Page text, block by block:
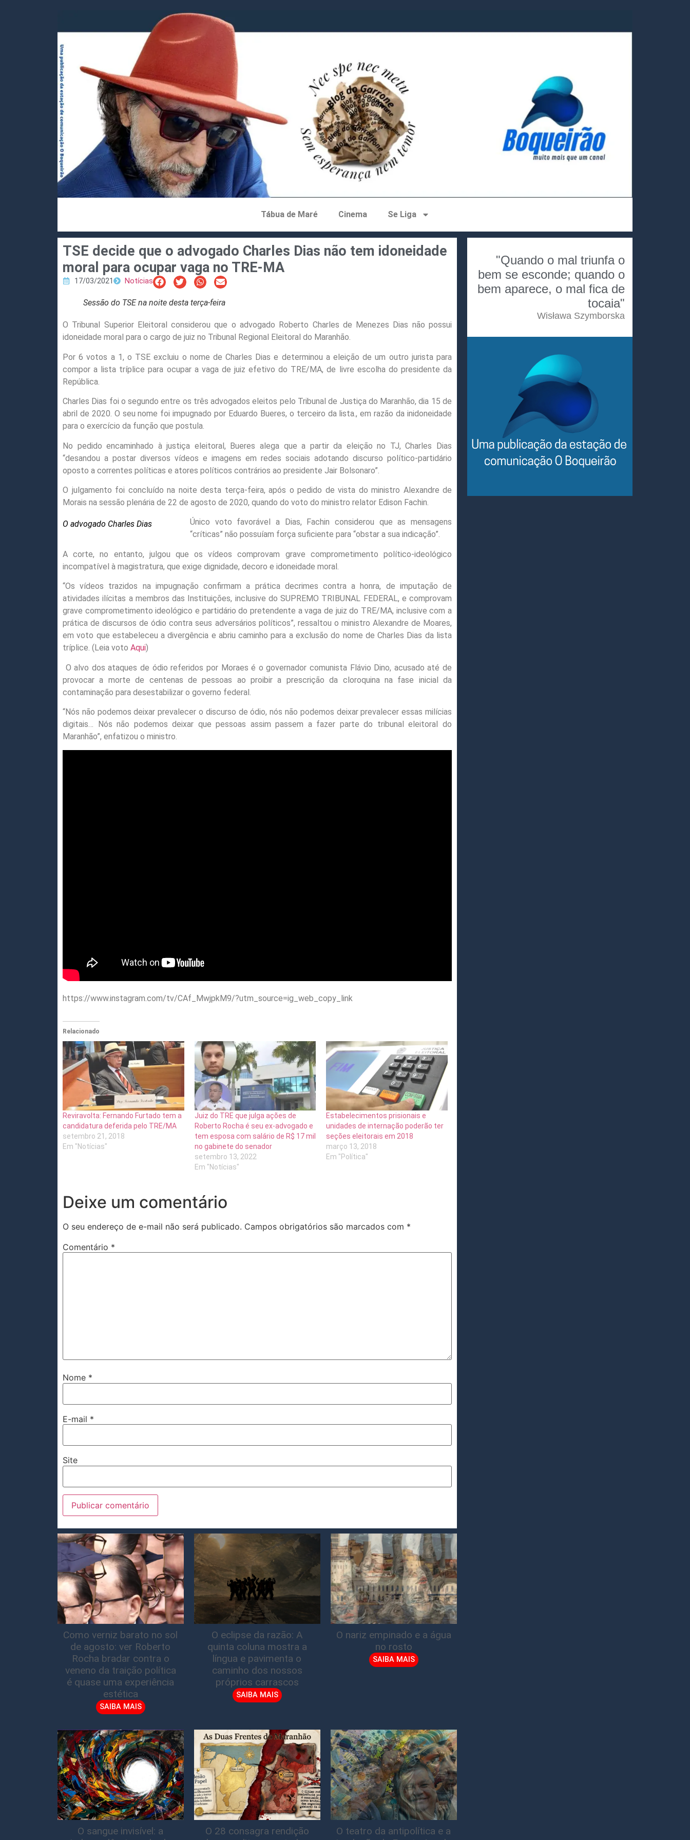
Tábua de Maré Cinema Se Liga
TSE decide que o advogado Charles Dias não tem idoneidade
moral para ocupar vaga no TRE-MA
17/03/2021 Notícias
Sessão do TSE na noite desta terça-feira
O Tribunal Superior Eleitoral considerou que o advogado Roberto Charles de Menezes Dias não possui
idoneidade moral para o cargo de juiz no Tribunal Regional Eleitoral do Maranhão.
Por 6 votos a 1, o TSE excluiu o nome de Charles Dias e determinou a eleição de um outro jurista para
compor a lista tríplice para ocupar a vaga de juiz efetivo do TRE/MA, de livre escolha do presidente da
República.
Charles Dias foi o segundo entre os três advogados eleitos pelo Tribunal de Justiça do Maranhão, dia 15 de
abril de 2020. O seu nome foi impugnado por Eduardo Bueres, o terceiro da lista., em razão da inidoneidade
para o exercício da função que postula.
No pedido encaminhado à justiça eleitoral, Bueres alega que a partir da eleição no TJ, Charles Dias
“desandou a postar diversos vídeos e imagens em redes sociais adotando discurso político-partidário
oposto a correntes políticas e atores políticos contrários ao presidente Jair Bolsonaro”.
O julgamento foi concluído na noite desta terça-feira, após o pedido de vista do ministro Alexandre de
Morais na sessão plenária de 22 de agosto de 2020, quando do voto do ministro relator Edison Fachin.
O advogado Charles Dias
Único voto favorável a Dias, Fachin considerou que as mensagens
“críticas” não possuíam força suficiente para “obstar a sua indicação”.
A corte, no entanto, julgou que os vídeos comprovam grave comprometimento político-ideológico
incompatível à magistratura, que exige dignidade, decoro e idoneidade moral.
“Os vídeos trazidos na impugnação confirmam a prática decrimes contra a honra, de imputação de
atividades ilícitas a membros das Instituições, inclusive do SUPREMO TRIBUNAL FEDERAL, e comprovam
grave comprometimento ideológico e partidário do pretendente a vaga de juiz do TRE/MA, inclusive com a
prática de discursos de ódio contra seus adversários políticos”, ressaltou o ministro Alexandre de Moares,
em voto que estabeleceu a divergência e abriu caminho para a exclusão do nome de Charles Dias da lista
tríplice. (Leia voto Aqui)
O alvo dos ataques de ódio referidos por Moraes é o governador comunista Flávio Dino, acusado até de
provocar a morte de centenas de pessoas ao proibir a prescrição da cloroquina na fase inicial da
contaminação para desestabilizar o governo federal.
“Nós não podemos deixar prevalecer o discurso de ódio, nós não podemos deixar prevalecer essas milícias
digitais… Nós não podemos deixar que pessoas assim passem a fazer parte do tribunal eleitoral do
Maranhão”, enfatizou o ministro.
https://www.instagram.com/tv/CAf_MwjpkM9/?utm_source=ig_web_copy_link
Relacionado
Reviravolta: Fernando Furtado tem a
candidatura deferida pelo TRE/MA
setembro 21, 2018
Em "Notícias"
Juiz do TRE que julga ações de
Roberto Rocha é seu ex-advogado e
tem esposa com salário de R$ 17 mil
no gabinete do senador
setembro 13, 2022
Em "Notícias"
Estabelecimentos prisionais e
unidades de internação poderão ter
seções eleitorais em 2018
março 13, 2018
Em "Política"
Deixe um comentário
O seu endereço de e-mail não será publicado. Campos obrigatórios são marcados com *
Comentário *
Nome *
E-mail *
Site
Como verniz barato no sol
de agosto: ver Roberto
Rocha bradar contra o
veneno da traição política
é quase uma experiência
estética
SAIBA MAIS
O eclipse da razão: A
quinta coluna mostra a
língua e pavimenta o
caminho dos nossos
próprios carrascos
SAIBA MAIS
O nariz empinado e a água
no rosto
SAIBA MAIS
O sangue invisível: a
O 28 consagra rendição
O teatro da antipolítica e a
"Quando o mal triunfa o
bem se esconde; quando o
bem aparece, o mal fica de
tocaia"
Wisława Szymborska